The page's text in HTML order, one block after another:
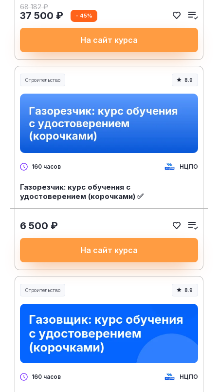
68 182 ₽
37 500 ₽ - 45%
На сайт курса
Строительство
Строительство и инженерия
8.9
160 часов НЦПО
Газорезчик: курс обучения с
удостоверением (корочками) ✅
6 500 ₽
На сайт курса
Строительство
Строительство и инженерия
8.9
160 часов НЦПО